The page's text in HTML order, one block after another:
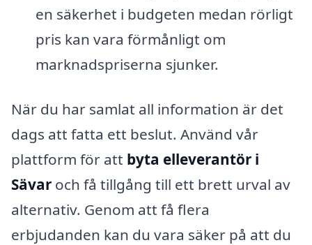
en säkerhet i budgeten medan rörligt
pris kan vara förmånligt om
marknadspriserna sjunker.
När du har samlat all information är det
dags att fatta ett beslut. Använd vår
plattform för att byta elleverantör i
Sävar och få tillgång till ett brett urval av
alternativ. Genom att få flera
erbjudanden kan du vara säker på att du